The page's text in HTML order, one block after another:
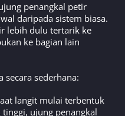
penangkal petir
daripada sistem biasa.
lebih dulu tertarik ke
ke bagian lain
secara sederhana:
langit mulai terbentuk
ujung penangkal